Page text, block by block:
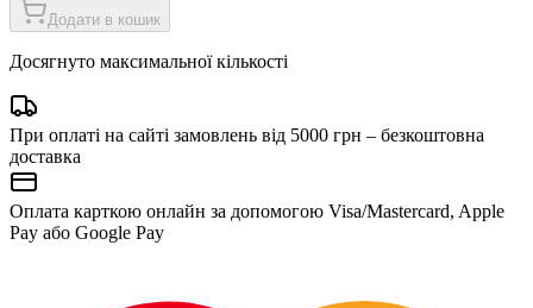
Додати в кошик
Досягнуто максимальної кількості
При оплаті на сайті замовлень від 5000 грн – безкоштовна
доставка
Оплата карткою онлайн за допомогою Visa/Mastercard, Apple
Pay або Google Pay